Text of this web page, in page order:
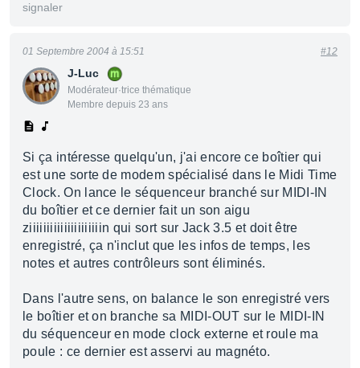
signaler
J-Luc
Modérateur·trice thématique
Membre depuis 23 ans
01 Septembre 2004 à 15:51 #12
Si ça intéresse quelqu'un, j'ai encore ce boîtier qui
est une sorte de modem spécialisé dans le Midi Time
Clock. On lance le séquenceur branché sur MIDI-IN
du boîtier et ce dernier fait un son aigu
ziiiiiiiiiiiiiiiiiiiiin qui sort sur Jack 3.5 et doit être
enregistré, ça n'inclut que les infos de temps, les
notes et autres contrôleurs sont éliminés.
Dans l'autre sens, on balance le son enregistré vers
le boîtier et on branche sa MIDI-OUT sur le MIDI-IN
du séquenceur en mode clock externe et roule ma
poule : ce dernier est asservi au magnéto.